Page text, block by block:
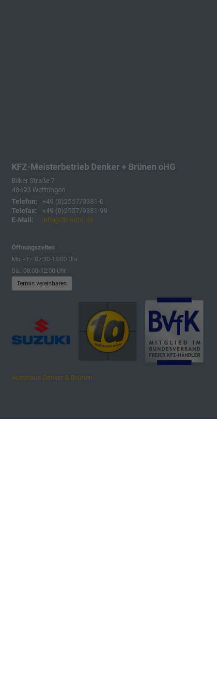
KFZ-Meisterbetrieb Denker + Brünen oHG
Bilker Straße 7
48493 Wettringen
Telefon:
+49 (0)2557/9381-0
Telefax:
+49 (0)2557/9381-99
E-Mail:
info@db-auto.de
Öffnungszeiten
Mo. - Fr: 07:30-18:00 Uhr
Sa.: 08:00-12:00 Uhr
Termin vereinbaren
Autohaus Denker & Brünen